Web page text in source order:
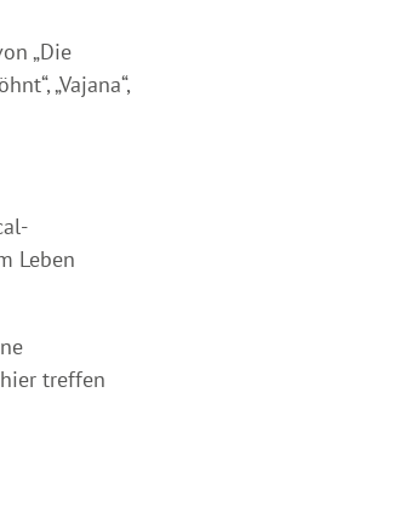
„Die
„Vajana“,
Leben
treffen